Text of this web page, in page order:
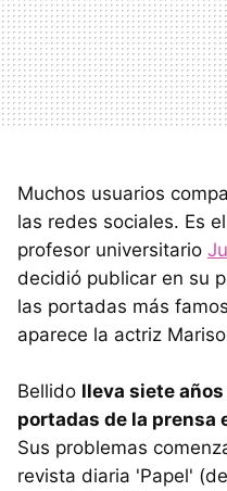
Muchos usuarios
las redes sociales. Es
profesor universitario
decidió publicar en su
las portadas más
aparece la actriz
Bellido lleva siete
portadas de la prensa
Sus problemas
revista diaria 'Papel'